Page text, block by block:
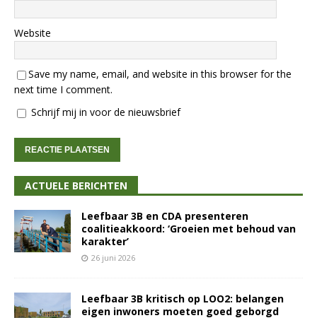
Website
Save my name, email, and website in this browser for the
next time I comment.
Schrijf mij in voor de nieuwsbrief
ACTUELE BERICHTEN
Leefbaar 3B en CDA presenteren
coalitieakkoord: ‘Groeien met behoud van
karakter’
26 juni 2026
Leefbaar 3B kritisch op LOO2: belangen
eigen inwoners moeten goed geborgd